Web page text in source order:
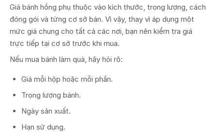
Giá bánh hồng phụ thuộc vào kích thước, trọng lượng, cách
đóng gói và từng cơ sở bán. Vì vậy, thay vì áp dụng một
mức giá chung cho tất cả các nơi, bạn nên kiểm tra giá
trực tiếp tại cơ sở trước khi mua.
Nếu mua bánh làm quà, hãy hỏi rõ:
Giá mỗi hộp hoặc mỗi phần.
Trọng lượng bánh.
Ngày sản xuất.
Hạn sử dụng.